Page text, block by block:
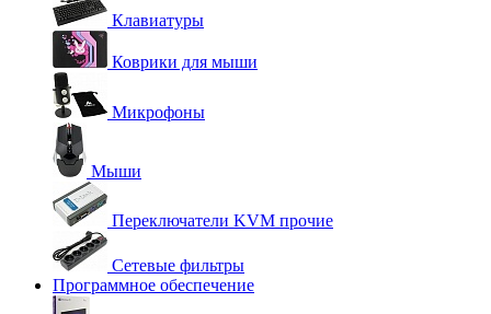
Клавиатуры
Коврики для мыши
Микрофоны
Мыши
Переключатели KVM прочие
Сетевые фильтры
Программное обеспечение